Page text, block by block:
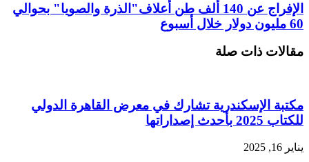
الإفراج عن 140 ألف طن أعلاف"الذرة والصويا" بحوالي
60 مليون دولار خلال أسبوع
مقالات ذات صلة
مكتبة الإسكندرية تشارك في معرض القاهرة الدولي
للكتاب 2025 بأحدث إصداراتها
يناير 16, 2025